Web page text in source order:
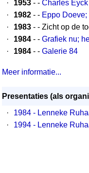
· 1953 - - Charles
·
1982 - - Eppo
·
1983 - - Zicht op de
·
1984 - - Grafiek nu;
·
1984 - - Galerie 84
Meer informatie...
Presentaties (als
·
1984 - Lenneke
·
1994 - Lenneke